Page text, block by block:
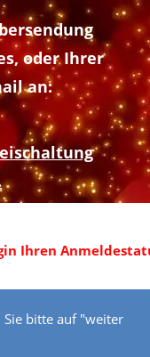
oder Ihrer
an:
Ihren
bitte auf "weiter